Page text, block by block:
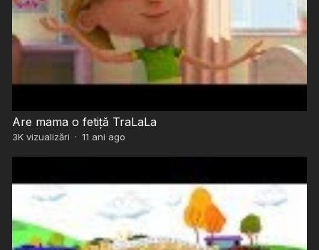
Are mama o fetiță TraLaLa
3Kvizualizări · 11 ani ago